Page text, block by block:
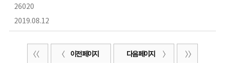
26020
2019.08.12
이전 페이지 다음 페이지